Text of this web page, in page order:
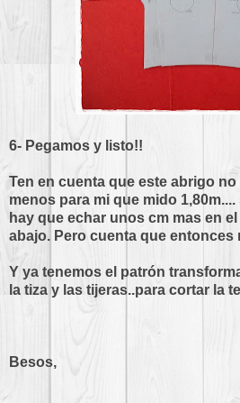
6- Pegamos y listo!!
Ten en cuenta que este abrigo
menos para mi que mido
hay que echar unos cm mas en
abajo. Pero cuenta que entonces
Y ya tenemos el patrón
la tiza y las tijeras..para cortar la
Besos,